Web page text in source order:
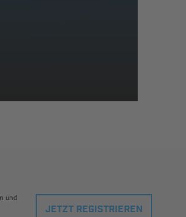
und
JETZT REGISTRIEREN